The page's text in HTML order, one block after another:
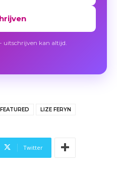
uitschrijven kan altijd.
FEATURED LIZE FERYN
Twitter